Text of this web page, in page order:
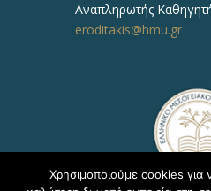
Αναπληρωτής
eroditakis@hmu.gr
Χρησιμοποιούμε cookies